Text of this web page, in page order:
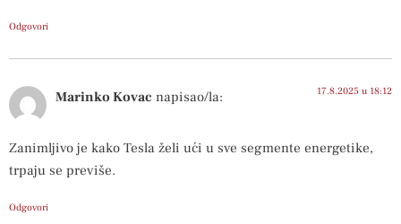
Odgovori
Marinko Kovac napisao/la: 17.8.2025 u 18:12
Zanimljivo je kako Tesla želi ući u sve segmente energetike,
trpaju se previše.
Odgovori